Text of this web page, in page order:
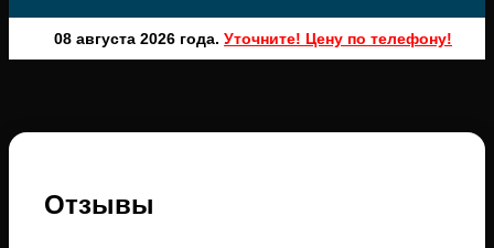
08 августа 2026 года. Уточните! Цену по телефону!
Отзывы